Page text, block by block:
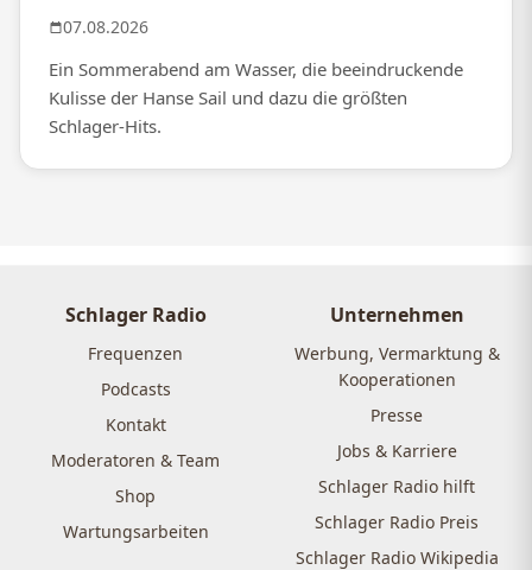
07.08.2026
Ein Sommerabend am Wasser, die beeindruckende
Kulisse der Hanse Sail und dazu die größten
Schlager-Hits.
Schlager Radio
Frequenzen
Podcasts
Kontakt
Moderatoren & Team
Shop
Wartungsarbeiten
Unternehmen
Werbung, Vermarktung &
Kooperationen
Presse
Jobs & Karriere
Schlager Radio hilft
Schlager Radio Preis
Schlager Radio Wikipedia